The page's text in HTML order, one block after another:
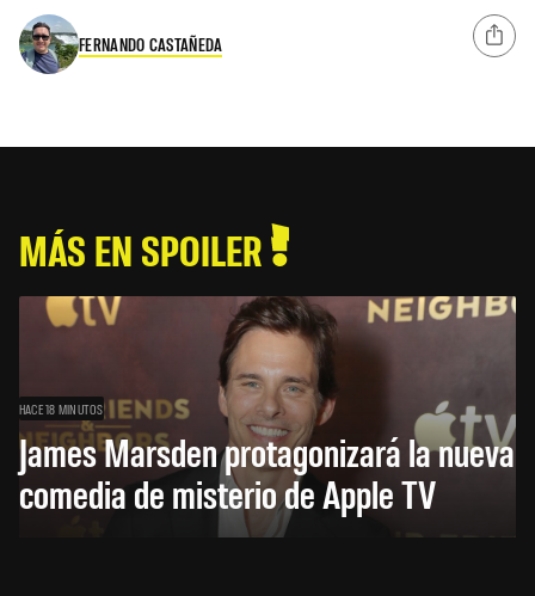
FERNANDO CASTAÑEDA
MÁS EN SPOILER
HACE 18 MINUTOS
James Marsden protagonizará la nueva
comedia de misterio de Apple TV